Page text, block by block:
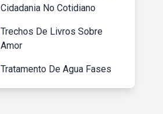
Cidadania No Cotidiano
Trechos De Livros Sobre
Amor
Tratamento De Agua Fases